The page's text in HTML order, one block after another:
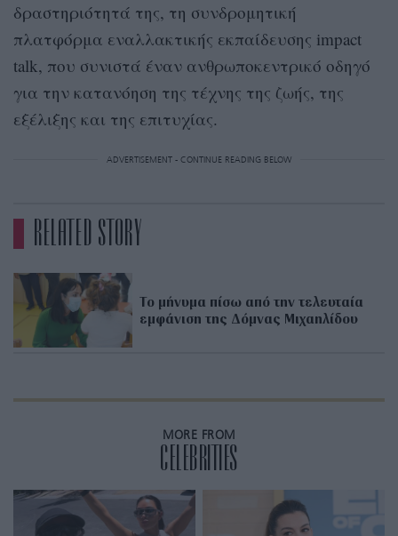
δραστηριότητά της, τη συνδρομητική
πλατφόρμα εναλλακτικής εκπαίδευσης impact
talk, που συνιστά έναν ανθρωποκεντρικό οδηγό
για την κατανόηση της τέχνης της ζωής, της
εξέλιξης και της επιτυχίας.
ADVERTISEMENT - CONTINUE READING BELOW
RELATED STORY
Το μήνυμα πίσω από την τελευταία
εμφάνιση της Δόμνας Μιχαηλίδου
MORE FROM
CELEBRITIES